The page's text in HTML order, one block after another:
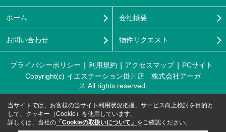
ホーム 会社概要
お問い合わせ 物件リクエスト
プライバシーポリシー 利用規約 アクセスマップ
PCサイト
Copyright(c) イエステーション掛川店 株式会社アーガ
ス All rights reserved.
当サイトでは、お客様の当サイト利用状況把握、サービス向上検討を目的と
して、クッキー（Cookie）を使用しています。
詳しくは、当社の 「Cookieの取扱いについて」 をご確認ください。